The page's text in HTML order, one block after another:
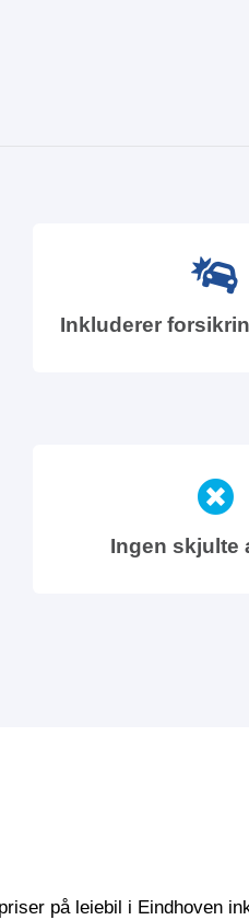
Inkluderer
Ingen skjulte
på leiebil i Eindhoven